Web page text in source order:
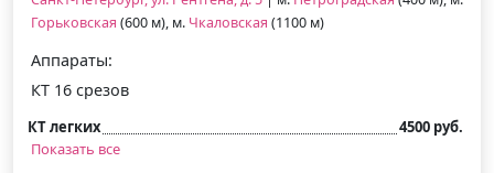
Горьковская (600 м), м. Чкаловская (1100 м)
Аппараты:
КТ 16 срезов
КТ легких
4500 руб.
Показать все